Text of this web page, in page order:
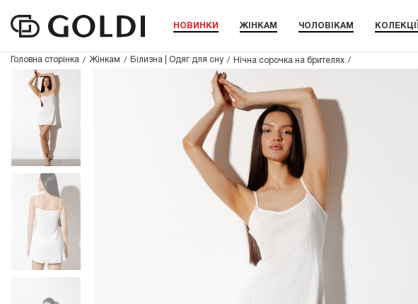
НОВИНКИ ЖІНКАМ ЧОЛОВІКАМ КОЛЕКЦІЇ
Головна сторінка Жінкам Білизна | Одяг для сну Нічна сорочка на брителях